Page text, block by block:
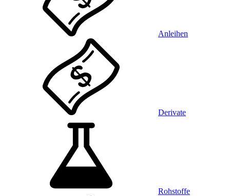
Anleihen
Derivate
Rohstoffe